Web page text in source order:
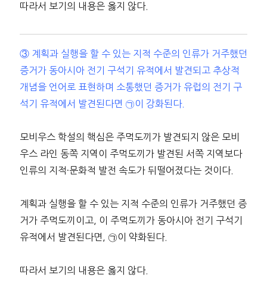
따라서 보기의 내용은 옳지 않다.
③ 계획과 실행을 할 수 있는 지적 수준의 인류가 거주했던
증거가 동아시아 전기 구석기 유적에서 발견되고 추상적
개념을 언어로 표현하며 소통했던 증거가 유럽의 전기 구
석기 유적에서 발견된다면 ㉠이 강화된다.
모비우스 학설의 핵심은 주먹도끼가 발견되지 않은 모비
우스 라인 동쪽 지역이 주먹도끼가 발견된 서쪽 지역보다
인류의 지적·문화적 발전 속도가 뒤떨어졌다는 것이다.
계획과 실행을 할 수 있는 지적 수준의 인류가 거주했던 증
거가 주먹도끼이고, 이 주먹도끼가 동아시아 전기 구석기
유적에서 발견된다면, ㉠이 약화된다.
따라서 보기의 내용은 옳지 않다.